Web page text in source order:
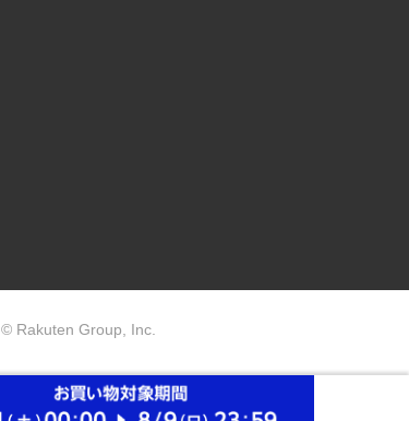
© Rakuten Group, Inc.